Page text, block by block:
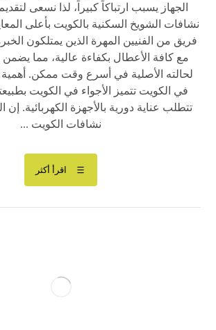
الجهاز يسبب ارتباكاً كبيراً، لذا نسعى
نشافات الشويخ السكنية بالكويت بأعلى
فريق من الفنيين المهرة الذين يمتلكون
مع كافة الأعطال بكفاءة عالية، مما
لحالته الأصلية في أسرع وقت ممكن. أهمية
في الكويت تتميز الأجواء في الكويت
تتطلب عناية دورية بالأجهزة الكهربائية. إن
نشافات الكويت ...
اقرأ أكثر